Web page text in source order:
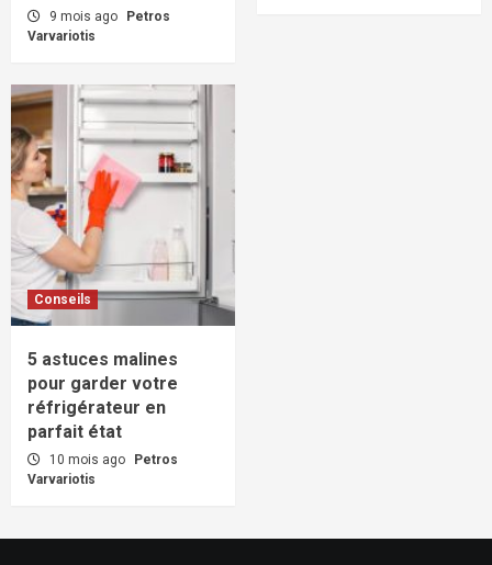
9 mois ago
Petros
Varvariotis
Conseils
5 astuces malines
pour garder votre
réfrigérateur en
parfait état
10 mois ago
Petros
Varvariotis